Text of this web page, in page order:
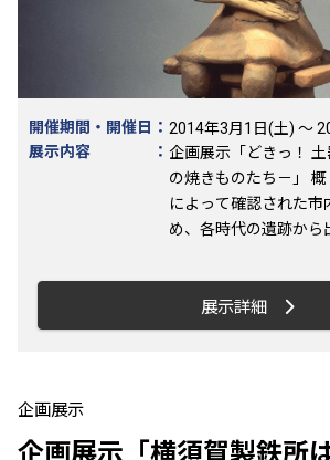
開催期間・開催日 ： 2014年3月1日(土) ～
展示内容
： 企画展示「どきっ！
の焼きものたち－」
によって確認された市
め、各時代の遺跡から
賀の焼きものの歴史を
の焼きものからは当時
の交流の様子ばかりで
展示詳細
企画展示
企画展示「横須賀製鉄所